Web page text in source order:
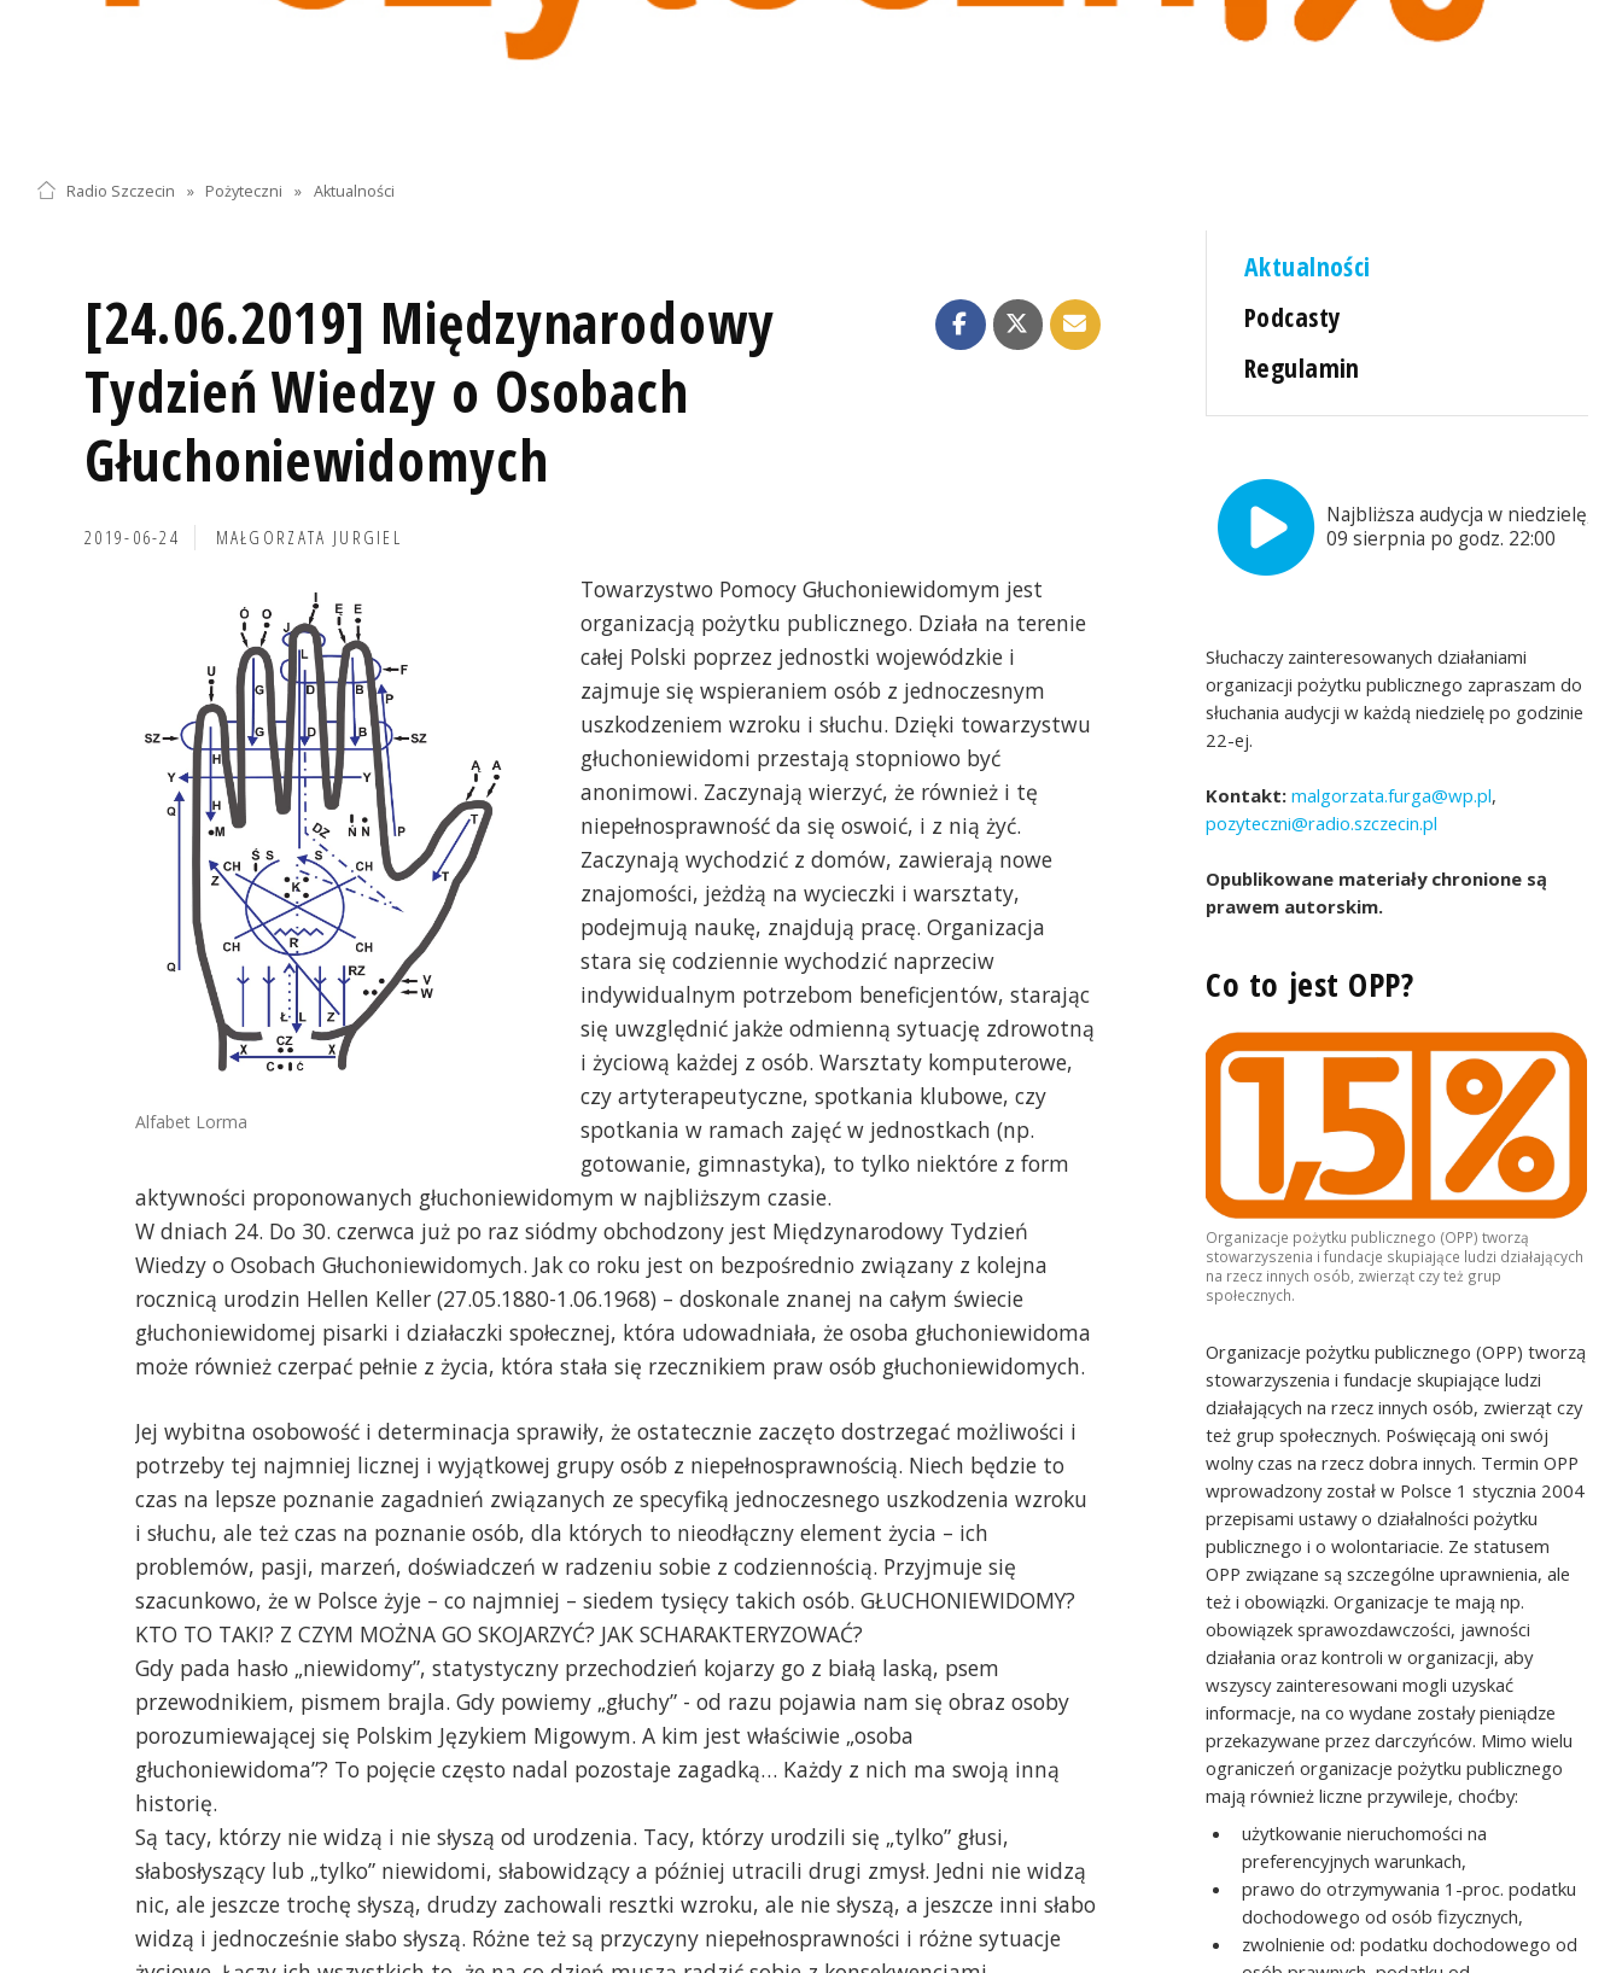
Radio Szczecin » Pożyteczni » Aktualności
[24.06.2019] Międzynarodowy
Tydzień Wiedzy o Osobach
Głuchoniewidomych
2019-06-24 MAŁGORZATA JURGIEL
Alfabet Lorma
Towarzystwo Pomocy Głuchoniewidomym jest
organizacją pożytku publicznego. Działa na terenie
całej Polski poprzez jednostki wojewódzkie i
zajmuje się wspieraniem osób z jednoczesnym
uszkodzeniem wzroku i słuchu. Dzięki towarzystwu
głuchoniewidomi przestają stopniowo być
anonimowi. Zaczynają wierzyć, że również i tę
niepełnosprawność da się oswoić, i z nią żyć.
Zaczynają wychodzić z domów, zawierają nowe
znajomości, jeżdżą na wycieczki i warsztaty,
podejmują naukę, znajdują pracę. Organizacja
stara się codziennie wychodzić naprzeciw
indywidualnym potrzebom beneficjentów, starając
się uwzględnić jakże odmienną sytuację zdrowotną
i życiową każdej z osób. Warsztaty komputerowe,
czy artyterapeutyczne, spotkania klubowe, czy
spotkania w ramach zajęć w jednostkach (np.
gotowanie, gimnastyka), to tylko niektóre z form
aktywności proponowanych głuchoniewidomym w najbliższym czasie.
W dniach 24. Do 30. czerwca już po raz siódmy obchodzony jest Międzynarodowy Tydzień
Wiedzy o Osobach Głuchoniewidomych. Jak co roku jest on bezpośrednio związany z kolejna
rocznicą urodzin Hellen Keller (27.05.1880-1.06.1968) – doskonale znanej na całym świecie
głuchoniewidomej pisarki i działaczki społecznej, która udowadniała, że osoba głuchoniewidoma
może również czerpać pełnie z życia, która stała się rzecznikiem praw osób głuchoniewidomych.
Jej wybitna osobowość i determinacja sprawiły, że ostatecznie zaczęto dostrzegać możliwości i
potrzeby tej najmniej licznej i wyjątkowej grupy osób z niepełnosprawnością. Niech będzie to
czas na lepsze poznanie zagadnień związanych ze specyfiką jednoczesnego uszkodzenia wzroku
i słuchu, ale też czas na poznanie osób, dla których to nieodłączny element życia – ich
problemów, pasji, marzeń, doświadczeń w radzeniu sobie z codziennością. Przyjmuje się
szacunkowo, że w Polsce żyje – co najmniej – siedem tysięcy takich osób. GŁUCHONIEWIDOMY?
KTO TO TAKI? Z CZYM MOŻNA GO SKOJARZYĆ? JAK SCHARAKTERYZOWAĆ?
Gdy pada hasło „niewidomy”, statystyczny przechodzień kojarzy go z białą laską, psem
przewodnikiem, pismem brajla. Gdy powiemy „głuchy” - od razu pojawia nam się obraz osoby
porozumiewającej się Polskim Językiem Migowym. A kim jest właściwie „osoba
głuchoniewidoma”? To pojęcie często nadal pozostaje zagadką… Każdy z nich ma swoją inną
historię.
Są tacy, którzy nie widzą i nie słyszą od urodzenia. Tacy, którzy urodzili się „tylko” głusi,
słabosłyszący lub „tylko” niewidomi, słabowidzący a później utracili drugi zmysł. Jedni nie widzą
nic, ale jeszcze trochę słyszą, drudzy zachowali resztki wzroku, ale nie słyszą, a jeszcze inni słabo
widzą i jednocześnie słabo słyszą. Różne też są przyczyny niepełnosprawności i różne sytuacje
Aktualności
Podcasty
Regulamin
Najbliższa audycja w niedzielę,
09 sierpnia po godz. 22:00
Słuchaczy zainteresowanych działaniami
organizacji pożytku publicznego zapraszam do
słuchania audycji w każdą niedzielę po godzinie
22-ej.
Kontakt: malgorzata.furga@wp.pl,
pozyteczni@radio.szczecin.pl
Opublikowane materiały chronione są
prawem autorskim.
Co to jest OPP?
Organizacje pożytku publicznego (OPP) tworzą
stowarzyszenia i fundacje skupiające ludzi działających
na rzecz innych osób, zwierząt czy też grup
społecznych.
Organizacje pożytku publicznego (OPP) tworzą
stowarzyszenia i fundacje skupiające ludzi
działających na rzecz innych osób, zwierząt czy
też grup społecznych. Poświęcają oni swój
wolny czas na rzecz dobra innych. Termin OPP
wprowadzony został w Polsce 1 stycznia 2004
przepisami ustawy o działalności pożytku
publicznego i o wolontariacie. Ze statusem
OPP związane są szczególne uprawnienia, ale
też i obowiązki. Organizacje te mają np.
obowiązek sprawozdawczości, jawności
działania oraz kontroli w organizacji, aby
wszyscy zainteresowani mogli uzyskać
informacje, na co wydane zostały pieniądze
przekazywane przez darczyńców. Mimo wielu
ograniczeń organizacje pożytku publicznego
mają również liczne przywileje, choćby:
użytkowanie nieruchomości na
preferencyjnych warunkach,
prawo do otrzymywania 1-proc. podatku
dochodowego od osób fizycznych,
zwolnienie od: podatku dochodowego od